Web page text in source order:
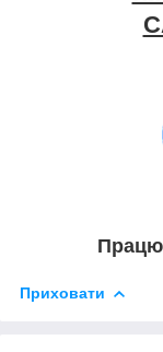
Приховати